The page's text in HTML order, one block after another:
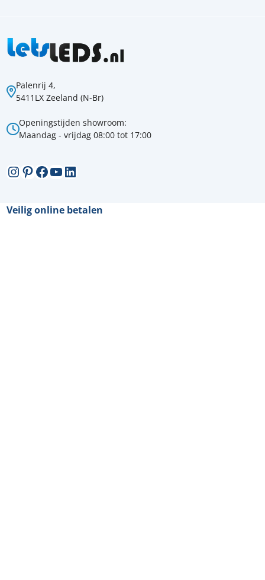
Palenrij 4,
5411LX Zeeland (N-Br)
Openingstijden showroom:
Maandag - vrijdag 08:00 tot 17:00
Instagram
Pinterest
Facebook
YouTube
LinkedIn
Veilig online betalen